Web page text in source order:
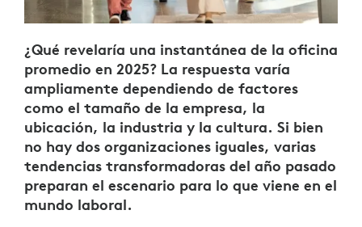
¿Qué revelaría una instantánea de la oficina
promedio en 2025? La respuesta varía
ampliamente dependiendo de factores
como el tamaño de la empresa, la
ubicación, la industria y la cultura. Si bien
no hay dos organizaciones iguales, varias
tendencias transformadoras del año pasado
preparan el escenario para lo que viene en el
mundo laboral.